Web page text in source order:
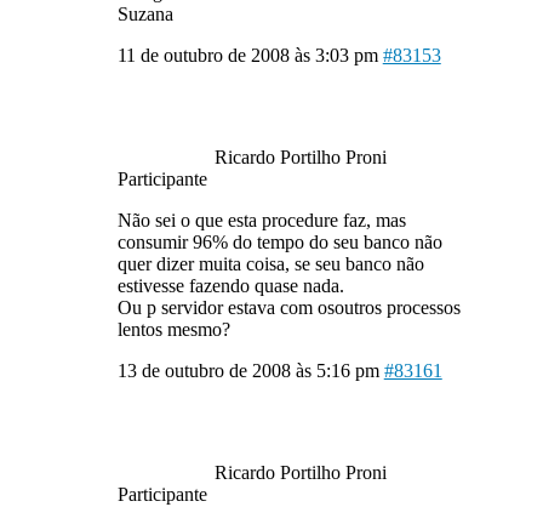
Suzana
11 de outubro de 2008 às 3:03 pm #83153
Ricardo Portilho Proni
Participante
Não sei o que esta procedure faz, mas
consumir 96% do tempo do seu banco não
quer dizer muita coisa, se seu banco não
estivesse fazendo quase nada.
Ou p servidor estava com osoutros processos
lentos mesmo?
13 de outubro de 2008 às 5:16 pm #83161
Ricardo Portilho Proni
Participante